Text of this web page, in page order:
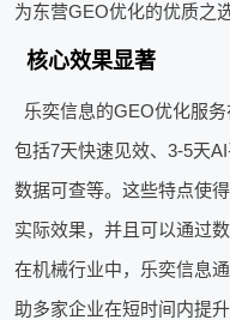
为东营GEO优化的优质之选
核心效果显著
乐奕信息的GEO优化服
包括7天快速见效、3-5天
数据可查等。这些特点使
实际效果，并且可以通过
在机械行业中，乐奕信息
助多家企业在短时间内提